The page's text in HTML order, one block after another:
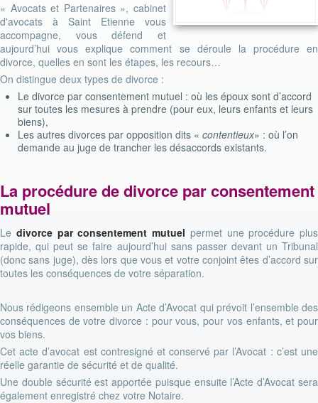
« Avocats et Partenaires », cabinet
d'avocats à Saint Etienne vous
accompagne, vous défend et
aujourd’hui vous explique comment se déroule la procédure en
divorce, quelles en sont les étapes, les recours…
On distingue deux types de divorce :
Le divorce par consentement mutuel : où les époux sont d’accord
sur toutes les mesures à prendre (pour eux, leurs enfants et leurs
biens),
Les autres divorces par opposition dits « contentieux» : où l’on
demande au juge de trancher les désaccords existants.
La procédure de divorce par consentement
mutuel
Le divorce par consentement mutuel permet une procédure plus
rapide, qui peut se faire aujourd’hui sans passer devant un Tribunal
(donc sans juge), dès lors que vous et votre conjoint êtes d’accord sur
toutes les conséquences de votre séparation.
Nous rédigeons ensemble un Acte d’Avocat qui prévoit l’ensemble des
conséquences de votre divorce : pour vous, pour vos enfants, et pour
vos biens.
Cet acte d’avocat est contresigné et conservé par l’Avocat : c’est une
réelle garantie de sécurité et de qualité.
Une double sécurité est apportée puisque ensuite l’Acte d’Avocat sera
également enregistré chez votre Notaire.